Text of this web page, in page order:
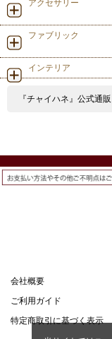
アクセサリー
ファブリック
インテリア
『チャイハネ』公式通販
会社概要
ご利用ガイド
特定商取引に基づく表示